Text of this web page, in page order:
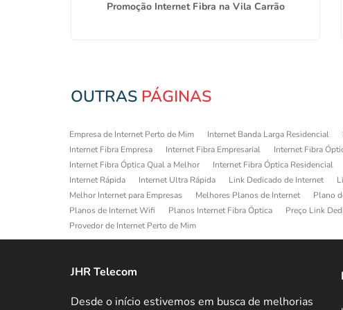
Promoção Internet Fibra na Vila Carrão
OUTRAS PÁGINAS
Empresa de Internet Perto de Mim Internet Banda Larga Residencial
Internet Fibra Empresa
Internet Fibra Empresarial Internet Fibra
Internet Fibra Óptica Qual a Melhor
Internet Fibra Óptica Residencial
Internet Rápida
Internet Ultra Rápida Link Dedicado de Internet
Melhor Internet para Empresas
Melhores Planos de Internet Plano
Planos de Internet Wifi
Planos Internet Fibra Óptica Preço Link
Provedor de Internet Perto de Mim
JHR Telecom
Desde o início estivemos em busca de melhorias